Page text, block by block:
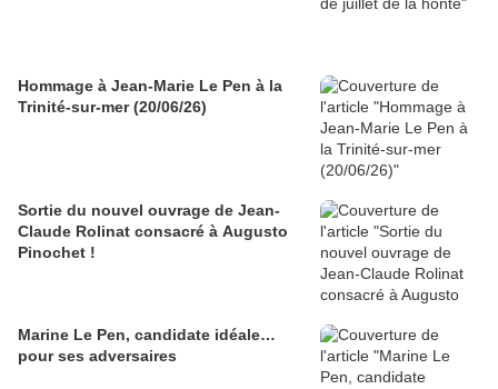
Hommage à Jean-Marie Le Pen à la
Trinité-sur-mer (20/06/26)
Sortie du nouvel ouvrage de Jean-
Claude Rolinat consacré à Augusto
Pinochet !
Marine Le Pen, candidate idéale…
pour ses adversaires